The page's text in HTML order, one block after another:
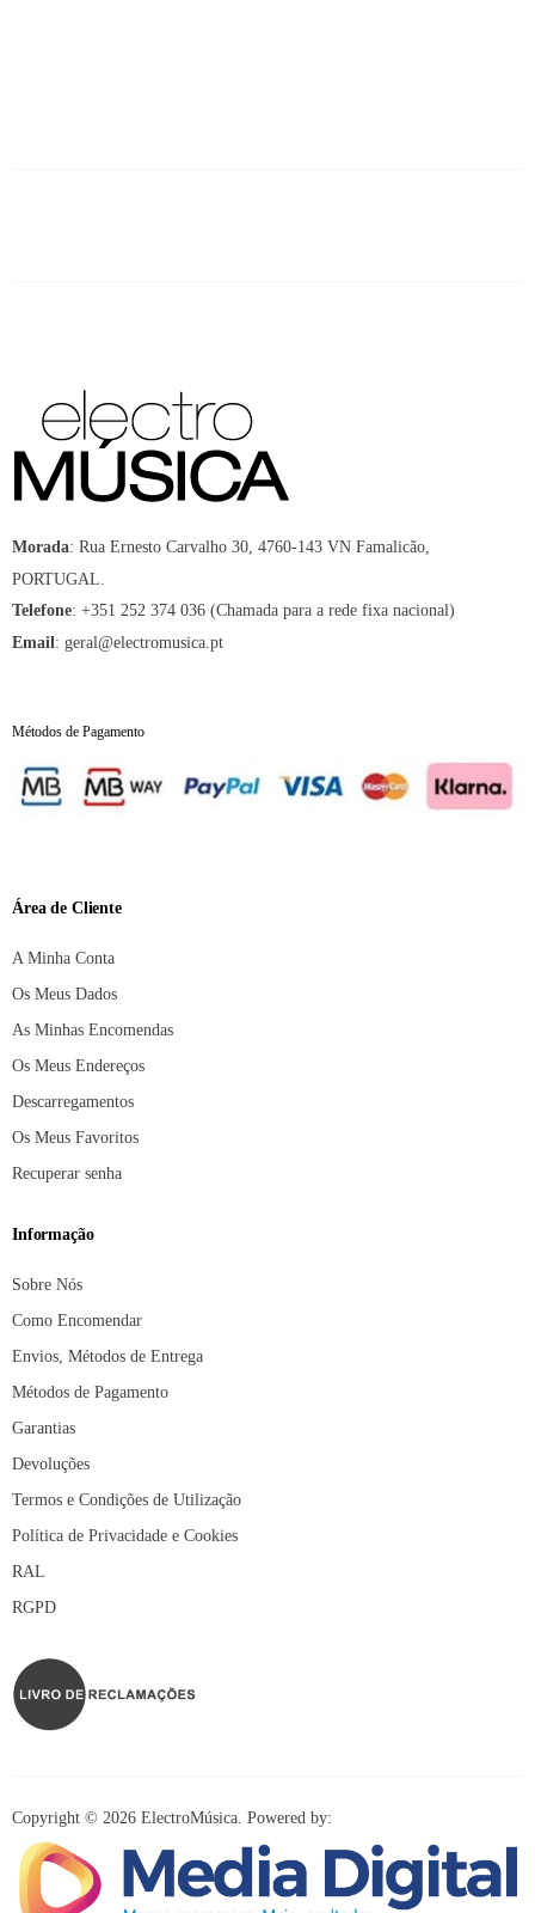
Morada: Rua Ernesto Carvalho 30, 4760-143 VN Famalicão,
PORTUGAL.
Telefone: +351 252 374 036 (Chamada para a rede fixa nacional)
Email : geral@electromusica.pt
Métodos de Pagamento
Área de Cliente
A Minha Conta
Os Meus Dados
As Minhas Encomendas
Os Meus Endereços
Descarregamentos
Os Meus Favoritos
Recuperar senha
Informação
Sobre Nós
Como Encomendar
Envios, Métodos de Entrega
Métodos de Pagamento
Garantias
Devoluções
Termos e Condições de Utilização
Política de Privacidade e Cookies
RAL
RGPD
Copyright © 2026 ElectroMúsica. Powered by: